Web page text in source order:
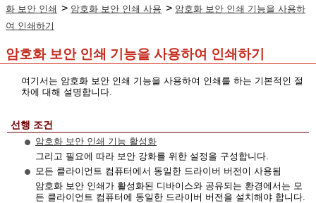
화 보안 인쇄 > 암호화 보안 인쇄 사용 > 암호화 보안 인쇄 기능을 사용하
여 인쇄하기
암호화 보안 인쇄 기능을 사용하여 인쇄하기
여기서는 암호화 보안 인쇄 기능을 사용하여 인쇄를 하는 기본적인 절
차에 대해 설명합니다.
선행 조건
암호화 보안 인쇄 기능 활성화
그리고 필요에 따라 보안 강화를 위한 설정을 구성합니다.
모든 클라이언트 컴퓨터에서 동일한 드라이버 버전이 사용됨
암호화 보안 인쇄가 활성화된 디바이스와 공유되는 환경에서는 모
든 클라이언트 컴퓨터에 동일한 드라이버 버전을 설치해야 합니다.